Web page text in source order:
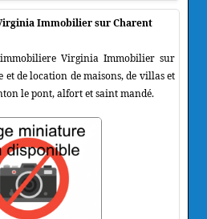
Immobilier sur Charent
Virginia Immobilier sur
et de location de maisons, de villas et
le pont, alfort et saint mandé.